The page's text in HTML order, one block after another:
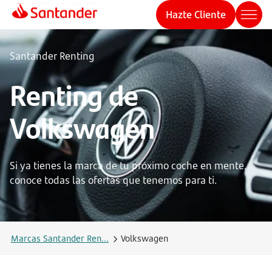
Hazte Cliente
Santander Renting
Renting de
Volkswagen
Si ya tienes la marca de tu próximo coche en mente,
conoce todas las ofertas que tenemos para ti.
Marcas Santander Ren... Volkswagen